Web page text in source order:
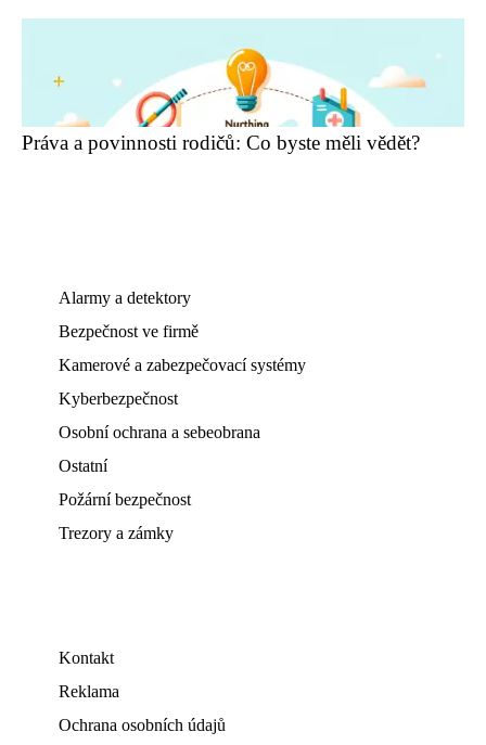
Práva a povinnosti rodičů: Co byste měli vědět?
Alarmy a detektory
Bezpečnost ve firmě
Kamerové a zabezpečovací systémy
Kyberbezpečnost
Osobní ochrana a sebeobrana
Ostatní
Požární bezpečnost
Trezory a zámky
Kontakt
Reklama
Ochrana osobních údajů